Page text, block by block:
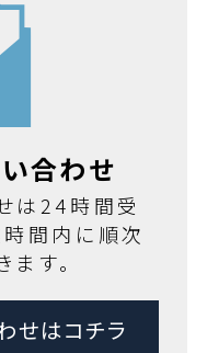
合わせ
は24時間受
時間内に順次
す。
せはコチラ